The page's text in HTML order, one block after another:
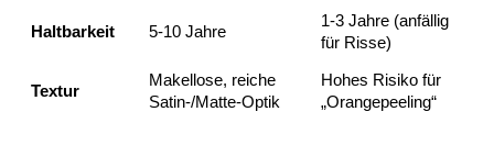
Haltbarkeit 5-10 Jahre
1-3 Jahre (anfällig
für Risse)
Textur
Makellose, reiche
Satin-/Matte-Optik
Hohes Risiko für
„Orangepeeling“